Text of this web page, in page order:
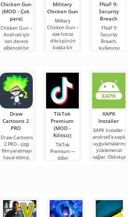
Chicken Gun
(MOD - Çok
para)
Chicken Gun –
Android için
son derece
eğlenceli bir
popülerlik
Military
Chicken Gun
Military
Chicken Gun –
size horoz
dövüşünün
başka bir
yeni ve
FNaF 9:
Security
Breach
FNaF 9:
Security
Breach,
kullanıcıyı
çıkaran
etkileşimli bir
korku
Draw
Cartoons 2
PRO
Draw Cartoons
2 PRO - çizgi
film yaratmayı
hayal ettiniz,
TikTok
Premium
(MOD -
Kilitsiz)
TikTok
Premium —
diğer
sağlayan
XAPK
Installer
XAPK Installer -
android'e.xapk
uygulamalarını
yüklemenizi
sağlar. Oldukça